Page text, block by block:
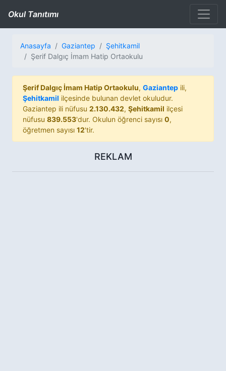
Okul Tanıtımı
Anasayfa Gaziantep
Şehitkamil
Şerif Dalgıç İmam Hatip Ortaokulu
Şerif Dalgıç İmam Hatip Ortaokulu, Gaziantep ili,
Şehitkamil ilçesinde bulunan devlet okuludur.
Gaziantep ili nüfusu 2.130.432, Şehitkamil ilçesi
nüfusu 839.553'dur. Okulun öğrenci sayısı 0,
öğretmen sayısı 12'tir.
REKLAM